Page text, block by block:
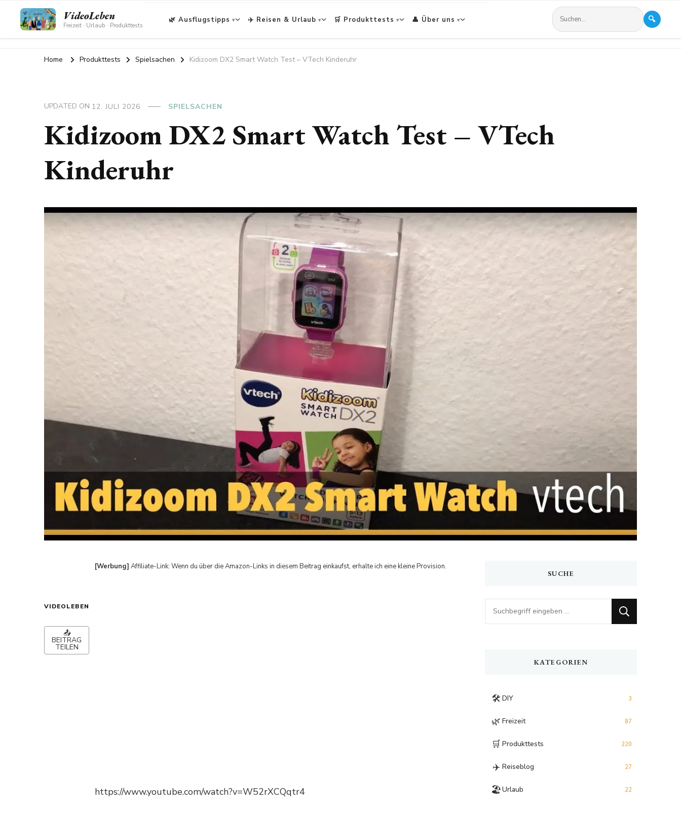
VideoLeben
Freizeit · Urlaub · Produkttests
🌿 Ausflugstipps ✈️ Reisen & Urlaub 🛒 Produkttests 👤 Über uns 🔍
Home Produkttests Spielsachen Kidizoom DX2 Smart Watch Test – VTech Kinderuhr
UPDATED ON 12. JULI 2026 SPIELSACHEN
Kidizoom DX2 Smart Watch Test – VTech
Kinderuhr
VIDEOLEBEN
📤
BEITRAG
TEILEN
[Werbung] Affiliate-Link: Wenn du über die Amazon-Links in diesem Beitrag einkaufst, erhalte ich eine kleine Provision.
https://www.youtube.com/watch?v=W52rXCQqtr4
SUCHE
Looking
for
KATEGORIEN
🛠️ DIY 3
🌿 Freizeit 87
🛒 Produkttests 220
✈️ Reiseblog 27
🏖️Urlaub 22